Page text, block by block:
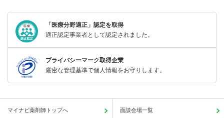
「医療分野適正」認定を取得
適正認定事業者として認定されました。
プライバシーマーク取得企業
厳密な管理基準で個人情報をお守りします。
マイナビ薬剤師トップへ 面談会場一覧